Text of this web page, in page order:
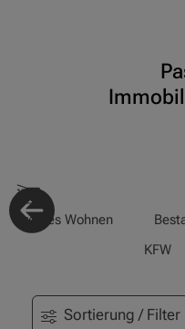
Wohnen
KFW
Sortierung / Filter